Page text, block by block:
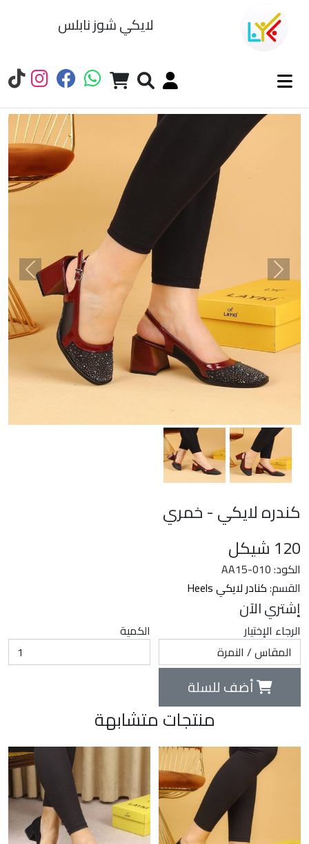
لايكي شوز نابلس
السابق التالي
كندره لايكي - خمري
120 شيكل
الكود: AA15-010
القسم:كنادر لايكي Heels
إشتري الآن
الرجاء الإختيار الكمية
أضف للسلة
منتجات متشابهة